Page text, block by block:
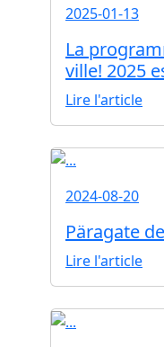
2025-01-13
La
ville! 2025
Lire l'article
2024-08-20
Päragate
Lire l'article